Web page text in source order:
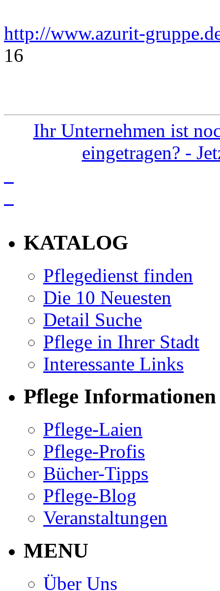
http://www.azurit-
16
Ihr Unternehmen ist
eingetragen? -
KATALOG
Pflegedienst finden
Die 10 Neuesten
Detail Suche
Pflege in Ihrer Stadt
Interessante Links
Pflege Informationen
Pflege-Laien
Pflege-Profis
Bücher-Tipps
Pflege-Blog
Veranstaltungen
MENU
Über Uns